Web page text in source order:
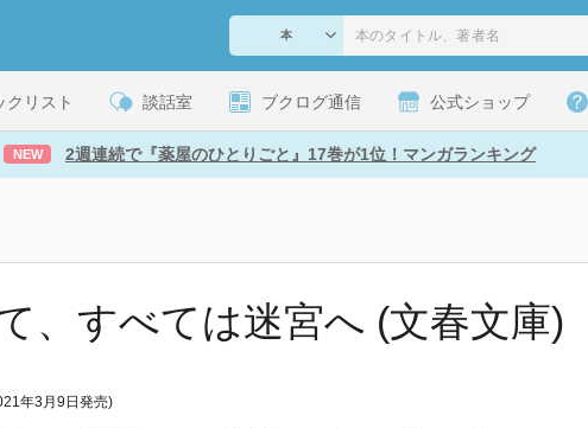
クリスト 談話室 ブクログ通信 公式ショップ
NEW 2週連続で『薬屋のひとりごと』17巻が1位！マンガランキング
、すべては迷宮へ (文春文庫)
年3月9日発売)